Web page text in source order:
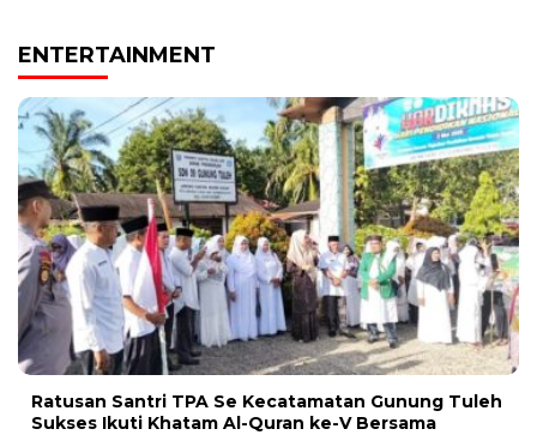
ENTERTAINMENT
Ratusan Santri TPA Se Kecatamatan Gunung Tuleh
Sukses Ikuti Khatam Al-Quran ke-V Bersama